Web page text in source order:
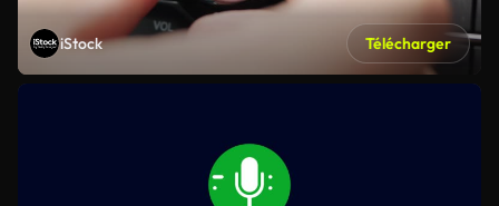
iStock Télécharger